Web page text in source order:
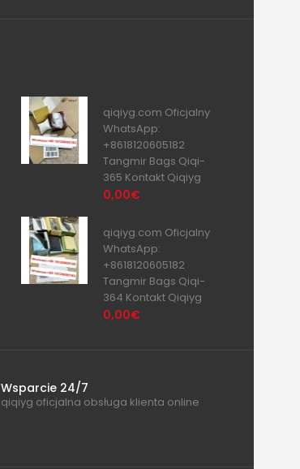
qiqiyg.com Oficjalny
WhatsApp:
+8618120605182
Tangmir Bags Qiqi-
365 Kontakt Qiqiyg
0,00€
qiqiyg.com Oficjalny
WhatsApp:
+8618120605182
Tangmir Bags Qiqi-
364 Kontakt Qiqiyg
0,00€
Wsparcie 24/7
qiqiyg oficjalna obsługa klienta online